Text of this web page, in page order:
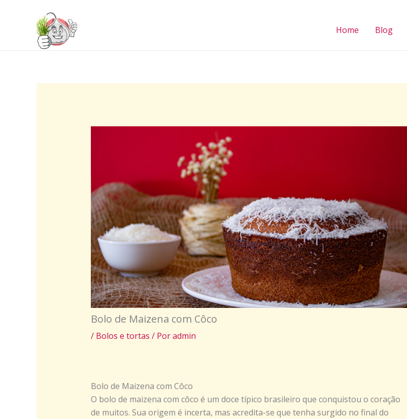
Home Blog
Bolo de Maizena com Côco
/ Bolos e tortas / Poradmin
Bolo de Maizena com Côco
O bolo de maizena com côco é um doce típico brasileiro que conquistou o coração
de muitos. Sua origem é incerta, mas acredita-se que tenha surgido no final do